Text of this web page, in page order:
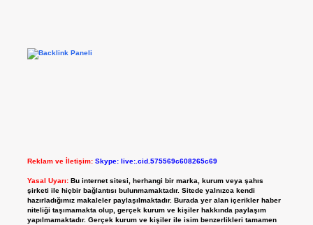
Reklam ve İletişim: Skype: live:.cid.575569c608265c69
Yasal Uyarı: Bu internet sitesi, herhangi bir marka, kurum veya şahıs
şirketi ile hiçbir bağlantısı bulunmamaktadır. Sitede yalnızca kendi
hazırladığımız makaleler paylaşılmaktadır. Burada yer alan içerikler haber
niteliği taşımamakta olup, gerçek kurum ve kişiler hakkında paylaşım
yapılmamaktadır. Gerçek kurum ve kişiler ile isim benzerlikleri tamamen